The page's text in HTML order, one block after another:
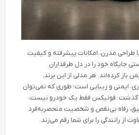
مدرن، امکانات پیشرفته و کیفیت
جایگاه خود را در دل طرفداران
باز کرده‌اند. هر مدلی از این برند،
ایمنی و زیبایی است؛ طوری که نمی‌توان
گذشت. فونیکس فقط یک خودرو نیست،
رفاه بی‌نقص و شخصیت منحصربه‌فرد
از رانندگی را برای شما رقم می‌زند.